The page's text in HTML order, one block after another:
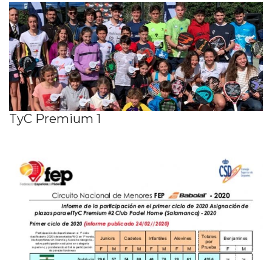
TyC Premium 1